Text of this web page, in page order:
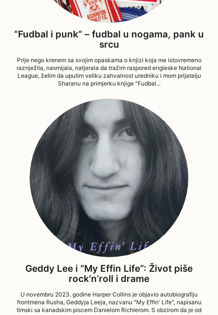
“Fudbal i punk” – fudbal u nogama, pank u
srcu
Prije nego krenem sa svojim opaskama o knjizi koja me istovremeno
raznježila, nasmijala, natjerala da tražim raspored engleske National
League, želim da uputim veliku zahvalnost uredniku i mom prijatelju
Sharanu na primjerku knjige "Fudbal...
Geddy Lee i “My Effin Life”: Život piše
rock’n’roll i drame
U novembru 2023. godine Harper Collins je objavio autobiografiju
frontmena Rusha, Geddyja Leeja, nazvanu "My Effin' Life", napisanu
timski sa kanadskim piscem Danielom Richlerom. S obzirom da je od